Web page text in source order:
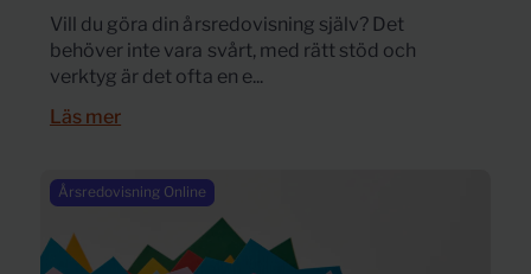
Vill du göra din årsredovisning själv? Det
behöver inte vara svårt, med rätt stöd och
verktyg är det ofta en e...
Läs mer
Årsredovisning Online